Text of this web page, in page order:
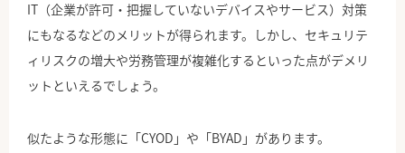
IT（企業が許可・把握していないデバイスやサービス）対策
にもなるなどのメリットが得られます。しかし、セキュリテ
ィリスクの増大や労務管理が複雑化するといった点がデメリ
ットといえるでしょう。
似たような形態に「CYOD」や「BYAD」があります。